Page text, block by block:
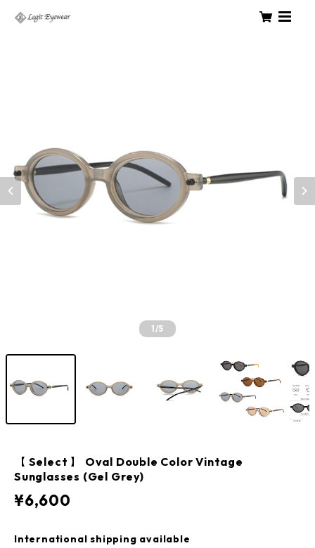
1/5
【 Select 】 Oval Double Color Vintage
Sunglasses (Gel Grey)
¥6,600
International shipping available